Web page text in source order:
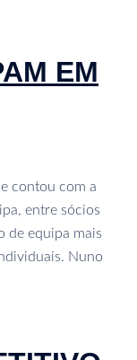
EM
contou com a
entre sócios
de equipa mais
Nuno